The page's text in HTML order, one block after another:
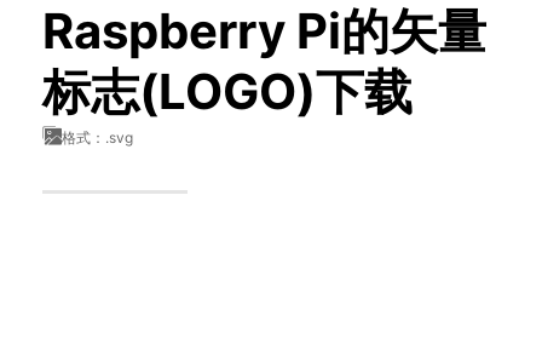
Raspberry Pi的矢量
标志(LOGO)下载
格式：.svg